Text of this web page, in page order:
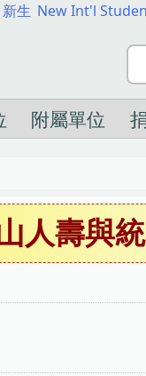
新生 New Int'l
附屬單位
人壽與